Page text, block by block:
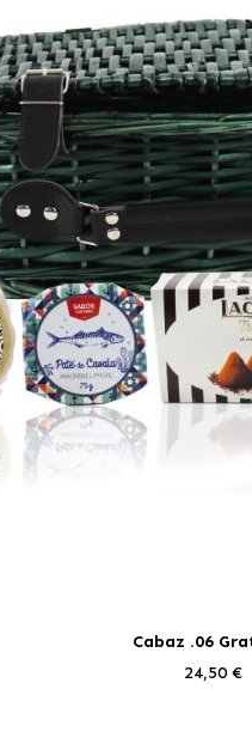
Cabaz .06
24,50 €